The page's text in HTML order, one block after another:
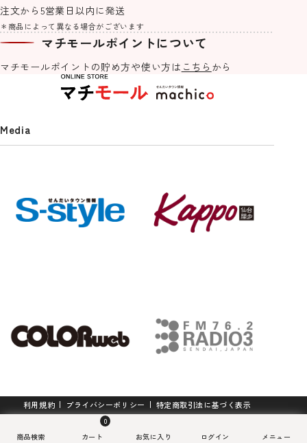
¥ (税込)
machicoオリジナル一覧を見る
¥ (税込)
4,860(税込) ¥ 3,882
2,860(税込)
¥ (税込)
770(税込) ¥8,400(税込)
¥770(税込)
¥4,500(税込)
リー「kamimi」仙台七夕edition
《夏菊》
4,500(税込)
紙でできた軽くて丈夫なアクセサ
リー「kamimi」仙台七夕edition
《天の川》
注文から5営業日以内に発送
＊商品によって異なる場合がございます
マチモールポイントについて
マチモールポイントの貯め方や使い方は こちら から
0
Media
利用規約 プライバシーポリシー 特定商取引法に基づく表示
Copyright © machico. Ltd All Rights Reserved.